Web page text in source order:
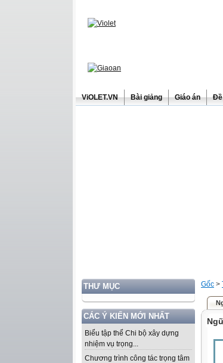
ViOLET.VN Bài giảng Giáo án Đề
THƯ MỤC
CÁC Ý KIẾN MỚI NHẤT
Biểu tập thể Chi bộ xây dựng
nhiệm vụ trọng...
Chương trình công tác trọng tâm
Gốc >